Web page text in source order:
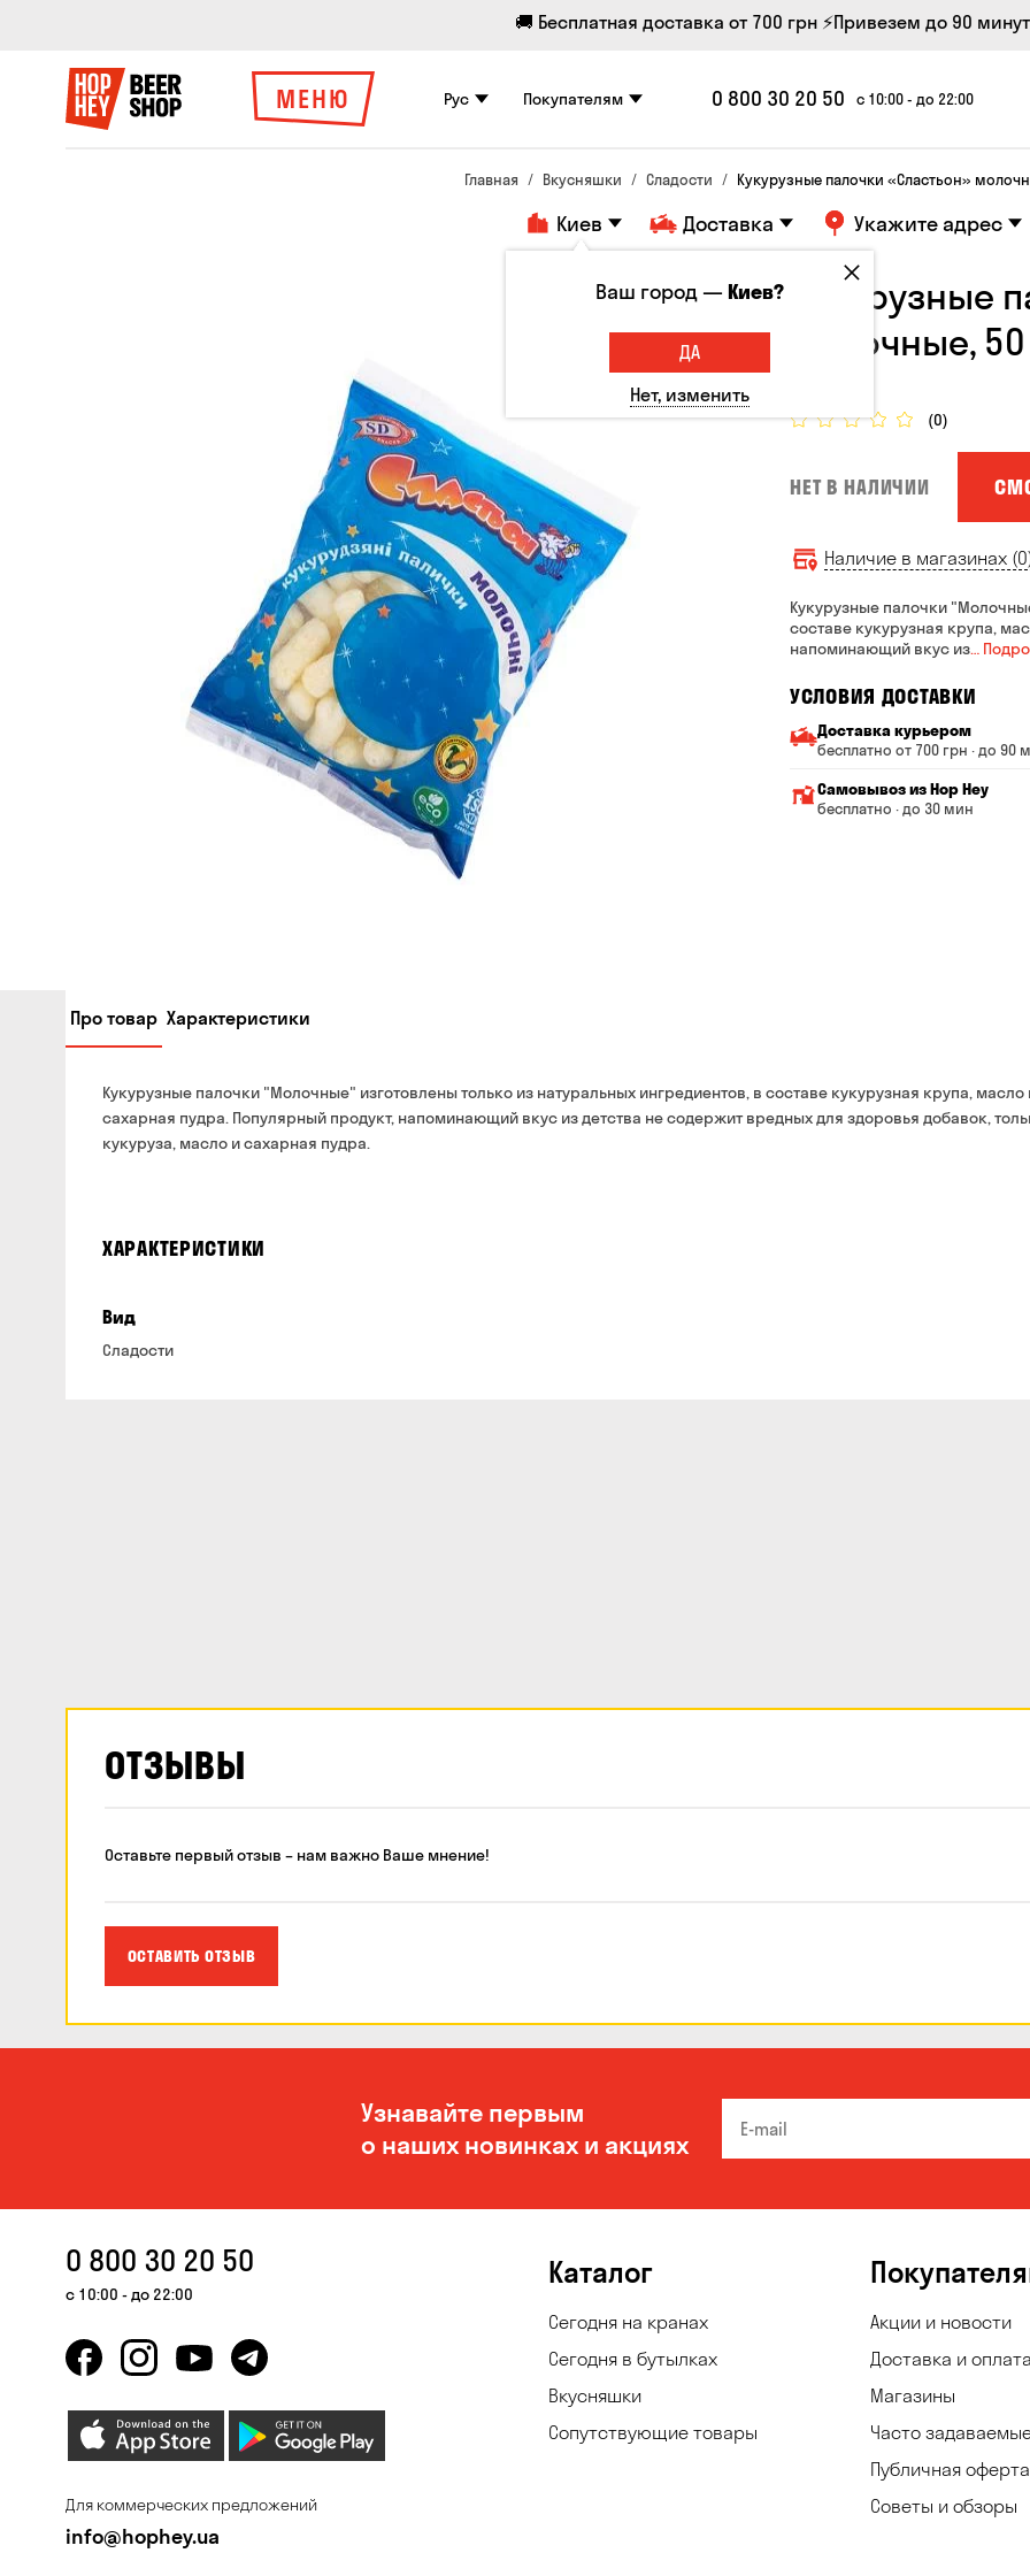
🚚 Бесплатная доставка от 700 грн ⚡Привезем до 90 минут
МЕНЮ Рус Покупателям 0 800 30 20 50 с 10:00 - до 22:00
Главная Вкусняшки Сладости Кукурузные палочки «Сластьон»
Киев Доставка Укажите адрес
Кукурузные
молочные, 50
(0)
НЕТ В НАЛИЧИИ
Наличие в магазинах
Кукурузные палочки
составе кукурузная крупа,
напоминающий вкус из…
УСЛОВИЯ ДОСТАВКИ
Доставка курьером
бесплатно от 700 грн · до 90
Минимальная сумма
Стоимость доставки
банковской картой на
Самовывоз из Hop Hey
бесплатно · до 30 мин
Про товар Характеристики
Кукурузные палочки "Молочные" изготовлены только из натуральных ингредиентов, в составе кукурузная крупа, масло
сахарная пудра. Популярный продукт, напоминающий вкус из детства не содержит вредных для здоровья добавок,
кукуруза, масло и сахарная пудра.
ХАРАКТЕРИСТИКИ
Вид
Сладости
ОТЗЫВЫ
Оставьте первый отзыв – нам важно Ваше мнение!
ОСТАВИТЬ ОТЗЫВ
Узнавайте первым
о наших новинках и акциях
0 800 30 20 50
с 10:00 - до 22:00
Для коммерческих предложений
info@hophey.ua
Каталог
Сегодня на кранах
Сегодня в бутылках
Вкусняшки
Сопутствующие товары
Акции и новости
Доставка и оплата
Магазины
Часто
Публичная оферта
Советы и обзоры
Ваш город —Киев?
ДА
Нет, изменить